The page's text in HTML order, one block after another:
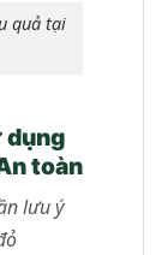
quả tại
dụng
toàn
lưu ý